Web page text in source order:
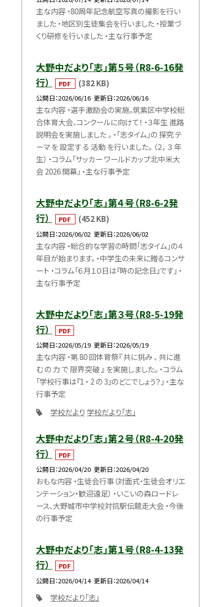
主な内容 ・80周年記念航空写真の撮影を行い
ました ・地区別生徒集会を行いました ・授業づ
くり研修を行いました ・主な行事予定
大野中だより「志」第５号（R8-6-16発
行）
PDF (382 KB)
公開日 2026/06/16 更新日 2026/06/16
主な内容 ・選手激励会の実施。筑紫区中学校総
合体育大会、コンクールに向けて！ ・３年生 進路
説明会を実施しました 。 ・「志タイム」の 探究 テ
ーマ を 設定す る 活動 を行いました。 （２， ３ 年
生） ・コラム「サッカー ワールドカップ北中米大
会 2026 開幕」 ・主な行事予定
大野中だより「志」第４号（R8-6-2発
行）
PDF (452 KB)
公開日 2026/06/02 更新日 2026/06/02
主な内容 ・総合的な学習の時間「志タイム」の４
年目が始まります。 ・中学生の未来に贈るコンサ
ート ・コラム「６月１０日は『時の記念日』です」 ・
主な行事予定
大野中だより「志」第３号（R8-5-19発
行）
PDF
公開日 2026/05/19 更新日 2026/05/19
主な内容 ・第 80 回体育祭『 共に挑み 、 共に進
む の 力 で 限界突破 』 を実施しました。 ・コラム
「学校行事は『1 ・ 2 の 3』のどこでしょう？」 ・主な
行事予定
学校だより 学校だより「志」
大野中だより「志」第２号（R8-4-20発
行）
PDF
公開日 2026/04/20 更新日 2026/04/20
おもな内容 ・生徒会行事（対面式・生徒会オリエ
ンテーション・歓迎遠足） ・いこいの森ロードレ
ース、大野城市中学校対抗駅伝競走大会 ・今後
の行事予定
大野中だより「志」第１号（R8-4-13発
行）
PDF
公開日 2026/04/14 更新日 2026/04/14
学校だより「志」